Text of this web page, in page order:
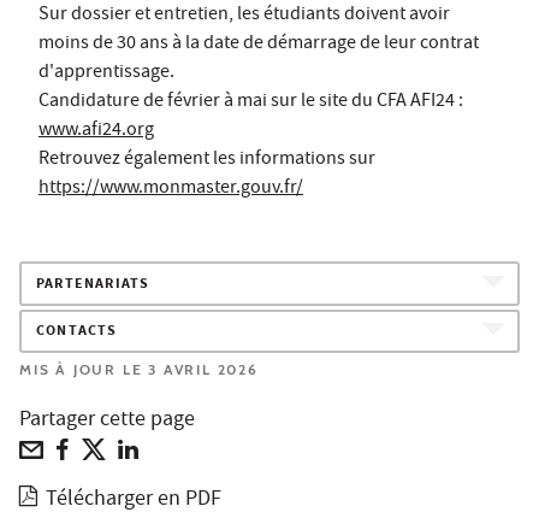
Sur dossier et entretien, les étudiants doivent avoir
moins de 30 ans à la date de démarrage de leur contrat
d'apprentissage.
Candidature de février à mai sur le site du CFA AFI24 :
www.afi24.org
Retrouvez également les informations sur
https://www.monmaster.gouv.fr/
PARTENARIATS
CONTACTS
MIS À JOUR LE 3 AVRIL 2026
Partager cette page
Télécharger en PDF